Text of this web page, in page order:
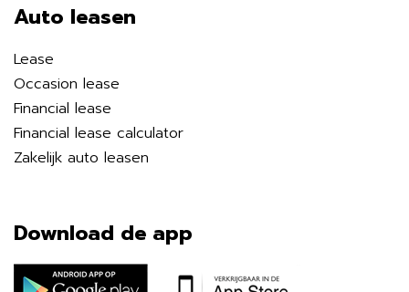
Auto leasen
Lease
Occasion lease
Financial lease
Financial lease calculator
Zakelijk auto leasen
Download de app